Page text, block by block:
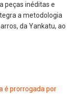
peças inéditas e
a metodologia
da Yankatu, ao